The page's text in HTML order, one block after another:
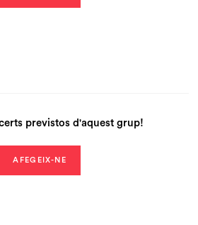
previstos d'aquest grup!
AFEGEIX-NE